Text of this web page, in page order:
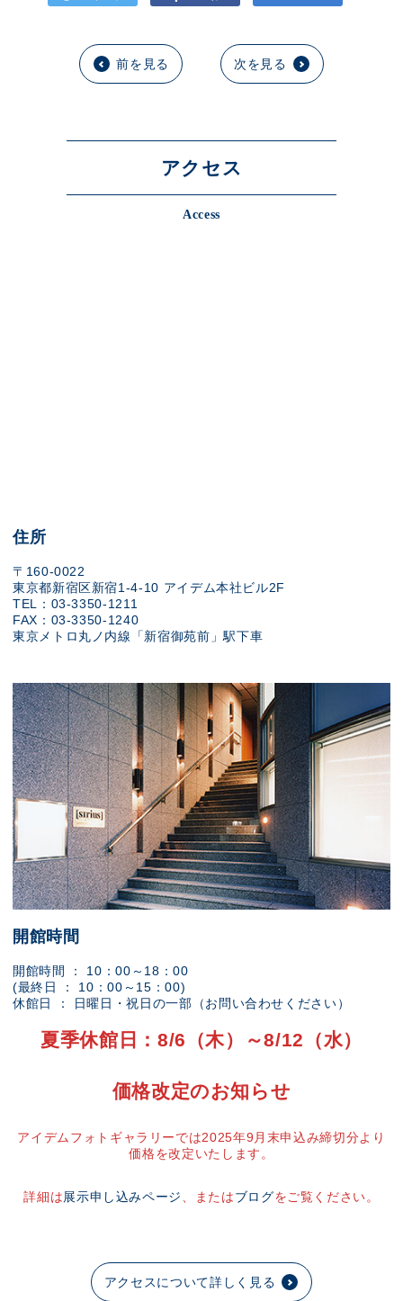
前を見る 次を見る
アクセス
Access
住所
〒160-0022
東京都新宿区新宿1-4-10 アイデム本社ビル2F
TEL：03-3350-1211
FAX：03-3350-1240
東京メトロ丸ノ内線「新宿御苑前」駅下車
開館時間
開館時間 ： 10：00～18：00
(最終日 ： 10：00～15：00)
休館日 ： 日曜日・祝日の一部（お問い合わせください）
夏季休館日：8/6（木）～8/12（水）
価格改定のお知らせ
アイデムフォトギャラリーでは2025年9月末申込み締切分より
価格を改定いたします。
詳細は展示申し込みページ 、またはブログをご覧ください。
アクセスについて詳しく見る